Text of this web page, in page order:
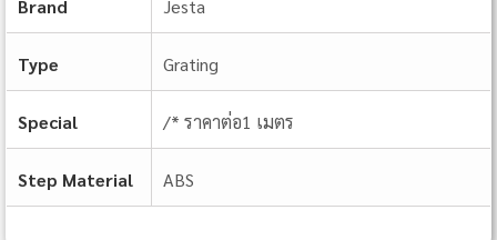
Brand Jesta
Type Grating
Special /* ราคาต่อ1 เมตร
Step Material ABS